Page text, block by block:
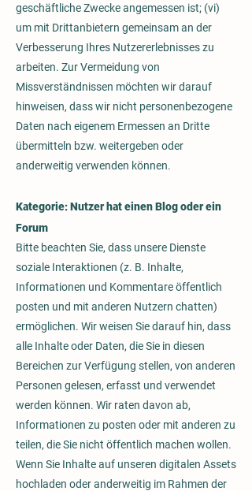
geschäftliche Zwecke angemessen ist; (vi)
um mit Drittanbietern gemeinsam an der
Verbesserung Ihres Nutzererlebnisses zu
arbeiten. Zur Vermeidung von
Missverständnissen möchten wir darauf
hinweisen, dass wir nicht personenbezogene
Daten nach eigenem Ermessen an Dritte
übermitteln bzw. weitergeben oder
anderweitig verwenden können.
Kategorie: Nutzer hat einen Blog oder ein
Forum
Bitte beachten Sie, dass unsere Dienste
soziale Interaktionen (z. B. Inhalte,
Informationen und Kommentare öffentlich
posten und mit anderen Nutzern chatten)
ermöglichen. Wir weisen Sie darauf hin, dass
alle Inhalte oder Daten, die Sie in diesen
Bereichen zur Verfügung stellen, von anderen
Personen gelesen, erfasst und verwendet
werden können. Wir raten davon ab,
Informationen zu posten oder mit anderen zu
teilen, die Sie nicht öffentlich machen wollen.
Wenn Sie Inhalte auf unseren digitalen Assets
hochladen oder anderweitig im Rahmen der